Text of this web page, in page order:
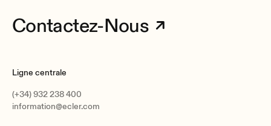
Contactez-Nous
Ligne centrale
(+34) 932 238 400
information@ecler.com